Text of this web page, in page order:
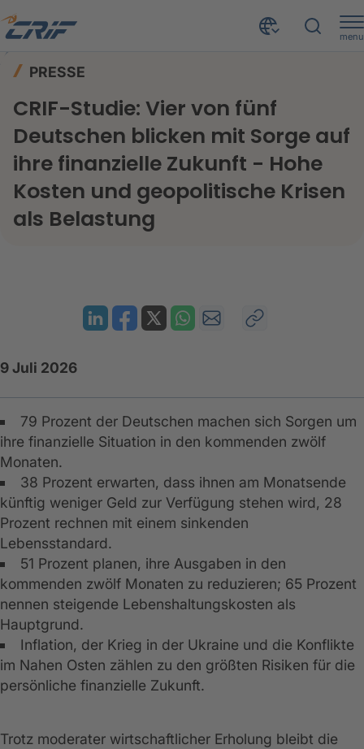
menu
PRESSE
CRIF-Studie: Vier von fünf
Deutschen blicken mit Sorge auf
ihre finanzielle Zukunft - Hohe
Kosten und geopolitische Krisen
als Belastung
9 Juli 2026
79 Prozent der Deutschen machen sich Sorgen um
ihre finanzielle Situation in den kommenden zwölf
Monaten.
38 Prozent erwarten, dass ihnen am Monatsende
künftig weniger Geld zur Verfügung stehen wird, 28
Prozent rechnen mit einem sinkenden
Lebensstandard.
51 Prozent planen, ihre Ausgaben in den
kommenden zwölf Monaten zu reduzieren; 65 Prozent
nennen steigende Lebenshaltungskosten als
Hauptgrund.
Inflation, der Krieg in der Ukraine und die Konflikte
im Nahen Osten zählen zu den größten Risiken für die
persönliche finanzielle Zukunft.
Trotz moderater wirtschaftlicher Erholung bleibt die